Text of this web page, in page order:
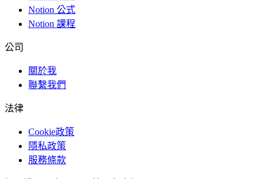
Notion 公式
Notion 課程
公司
關於我
聯繫我們
法律
Cookie政策
隱私政策
服務條款